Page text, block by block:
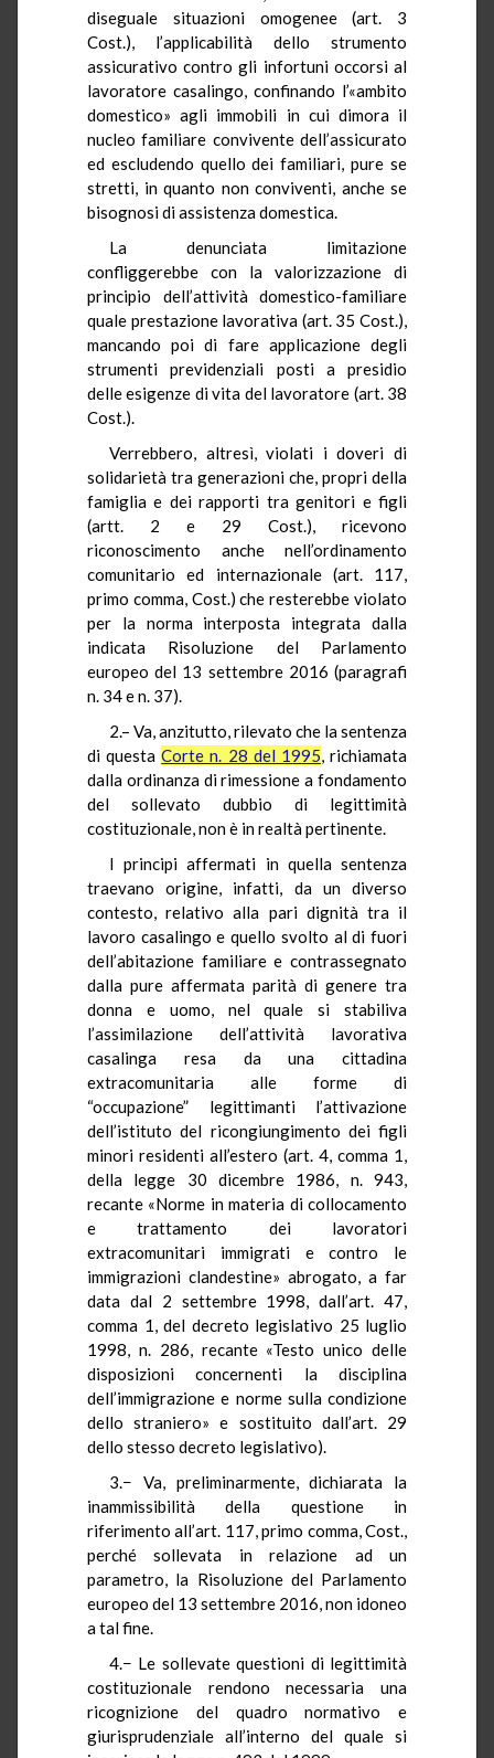
diseguale situazioni omogenee (art. 3
Cost.), l’applicabilità dello strumento
assicurativo contro gli infortuni occorsi al
lavoratore casalingo, confinando l’«ambito
domestico» agli immobili in cui dimora il
nucleo familiare convivente dell’assicurato
ed escludendo quello dei familiari, pure se
stretti, in quanto non conviventi, anche se
bisognosi di assistenza domestica.
La denunciata limitazione
confliggerebbe con la valorizzazione di
principio dell’attività domestico-familiare
quale prestazione lavorativa (art. 35 Cost.),
mancando poi di fare applicazione degli
strumenti previdenziali posti a presidio
delle esigenze di vita del lavoratore (art. 38
Cost.).
Verrebbero, altresì, violati i doveri di
solidarietà tra generazioni che, propri della
famiglia e dei rapporti tra genitori e figli
(artt. 2 e 29 Cost.), ricevono
riconoscimento anche nell’ordinamento
comunitario ed internazionale (art. 117,
primo comma, Cost.) che resterebbe violato
per la norma interposta integrata dalla
indicata Risoluzione del Parlamento
europeo del 13 settembre 2016 (paragrafi
n. 34 e n. 37).
2.– Va, anzitutto, rilevato che la sentenza
di questaCorte n. 28 del 1995, richiamata
dalla ordinanza di rimessione a fondamento
del sollevato dubbio di legittimità
costituzionale, non è in realtà pertinente.
I principi affermati in quella sentenza
traevano origine, infatti, da un diverso
contesto, relativo alla pari dignità tra il
lavoro casalingo e quello svolto al di fuori
dell’abitazione familiare e contrassegnato
dalla pure affermata parità di genere tra
donna e uomo, nel quale si stabiliva
l’assimilazione dell’attività lavorativa
casalinga resa da una cittadina
extracomunitaria alle forme di
“occupazione” legittimanti l’attivazione
dell’istituto del ricongiungimento dei figli
minori residenti all’estero (art. 4, comma 1,
della legge 30 dicembre 1986, n. 943,
recante «Norme in materia di collocamento
e trattamento dei lavoratori
extracomunitari immigrati e contro le
immigrazioni clandestine» abrogato, a far
data dal 2 settembre 1998, dall’art. 47,
comma 1, del decreto legislativo 25 luglio
1998, n. 286, recante «Testo unico delle
disposizioni concernenti la disciplina
dell’immigrazione e norme sulla condizione
dello straniero» e sostituito dall’art. 29
dello stesso decreto legislativo).
3.− Va, preliminarmente, dichiarata la
inammissibilità della questione in
riferimento all’art. 117, primo comma, Cost.,
perché sollevata in relazione ad un
parametro, la Risoluzione del Parlamento
europeo del 13 settembre 2016, non idoneo
a tal fine.
4.− Le sollevate questioni di legittimità
costituzionale rendono necessaria una
ricognizione del quadro normativo e
giurisprudenziale all’interno del quale si